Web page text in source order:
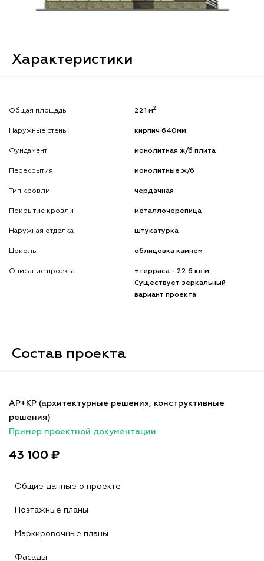
Характеристики
Общая площадь 221 м2
Наружные стены кирпич 640мм
Фундамент монолитная ж/б плита
Перекрытия монолитные ж/б
Тип кровли чердачная
Покрытие кровли металлочерепица
Наружная отделка штукатурка
Цоколь облицовка камнем
Описание проекта
+терраса - 22.6 кв.м.
Существует зеркальный
вариант проекта.
Состав проекта
АР+КР (архитектурные решения, конструктивные
решения)
Пример проектной документации
43 100 ₽
Общие данные о проекте
Поэтажные планы
Маркировочные планы
Фасады